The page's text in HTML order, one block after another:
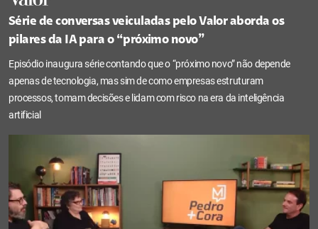
Série de conversas veiculadas pelo Valor aborda os
pilares da IA para o “próximo novo”
Episódio inaugura série contando que o “próximo novo” não depende
apenas de tecnologia, mas sim de como empresas estruturam
processos, tomam decisões e lidam com risco na era da inteligência
artificial